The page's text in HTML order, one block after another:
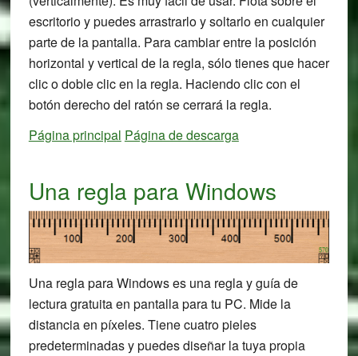
escritorio y puedes arrastrarlo y soltarlo en cualquier
parte de la pantalla. Para cambiar entre la posición
horizontal y vertical de la regla, sólo tienes que hacer
clic o doble clic en la regla. Haciendo clic con el
botón derecho del ratón se cerrará la regla.
Página principal Página de descarga
Una regla para Windows
Una regla para Windows es una regla y guía de
lectura gratuita en pantalla para tu PC. Mide la
distancia en píxeles. Tiene cuatro pieles
predeterminadas y puedes diseñar la tuya propia